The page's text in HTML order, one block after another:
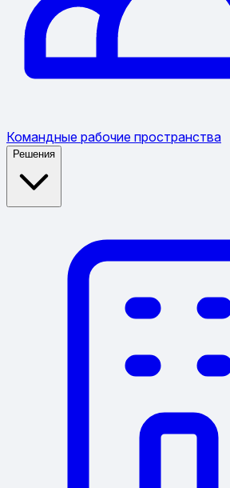
Командные рабочие пространства
Решения